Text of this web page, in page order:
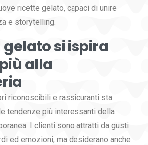
ricette gelato, capaci di unire
e storytelling.
gelato si ispira
alla
riconoscibili e rassicuranti sta
tendenze più interessanti della
I clienti sono attratti da gusti
ed emozioni, ma desiderano anche